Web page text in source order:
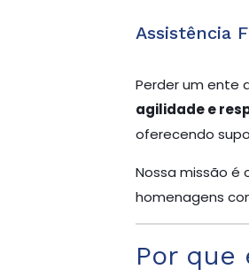
Assistência
Perder um ente
agilidade e
oferecendo
Nossa missão
homenagens
Por que